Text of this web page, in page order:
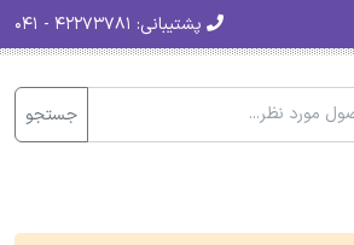
پشتیبانی:
جستجو